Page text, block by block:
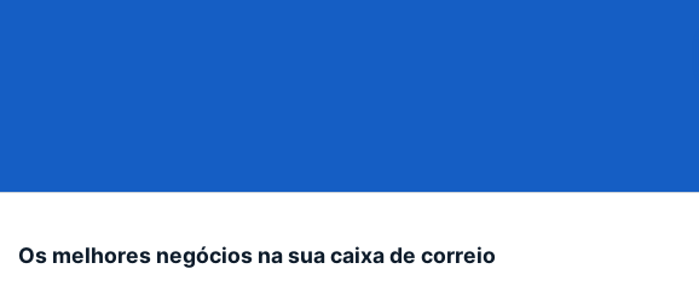
Os melhores negócios na sua caixa de correio